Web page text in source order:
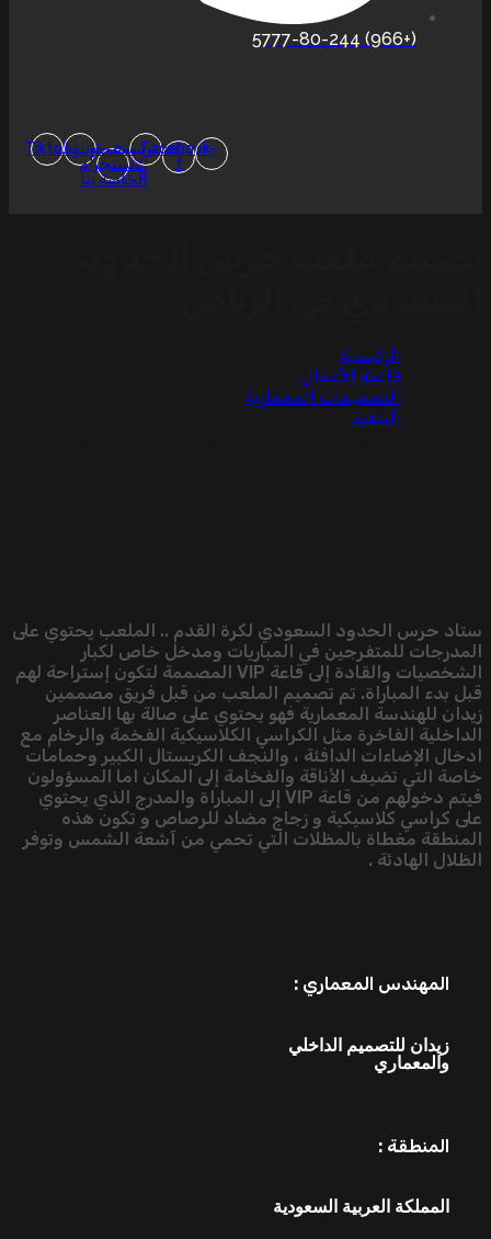
(+966) 5777-80-244
Facebook-
f
بينتيريستصفحة
الانستجرام
الخاصة بنا
يوتيوبTiktok
الرئيسية
قائمة الأعمال
التصميمات المعمارية
التنفيذ
ستاد حرس الحدود السعودي لكرة القدم .. الملعب يحتوي على
المدرجات للمتفرجين في المباريات ومدخل خاص لكبار
الشخصيات والقادة إلى قاعة VIP المصممة لتكون إستراحة لهم
قبل بدء المباراة. تم تصميم الملعب من قبل فريق مصممين
زيدان للهندسة المعمارية فهو يحتوي على صالة بها العناصر
الداخلية الفاخرة مثل الكراسي الكلاسيكية الفخمة والرخام مع
ادخال الإضاءات الدافئة ، والنجف الكريستال الكبير وحمامات
خاصة التي تضيف الأناقة والفخامة إلى المكان اما المسؤولون
فيتم دخولهم من قاعة VIP إلى المباراة والمدرج الذي يحتوي
على كراسي كلاسيكية و زجاج مضاد للرصاص و تكون هذه
المنطقة مغطاة بالمظلات التي تحمي من آشعة الشمس وتوفر
الظلال الهادئة .
المهندس المعماري :
زيدان للتصميم الداخلي
والمعماري
المنطقة :
المملكة العربية السعودية